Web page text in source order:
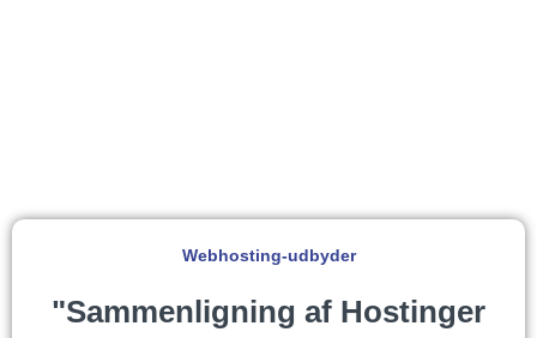
Webhosting-udbyder
"Sammenligning af Hostinger